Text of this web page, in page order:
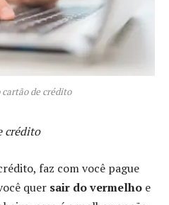
de crédito
crédito
faz com você pague
quer sair do vermelho e